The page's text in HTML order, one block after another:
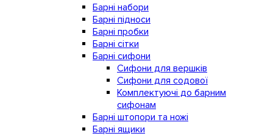
Барні набори
Барні підноси
Барні пробки
Барні сітки
Барні сифони
Сифони для вершків
Сифони для содової
Комплектуючі до барним
сифонам
Барні штопори та ножі
Барні ящики